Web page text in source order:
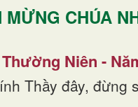
MỪNG CHÚA
Niên -
Thầy đây, đừng